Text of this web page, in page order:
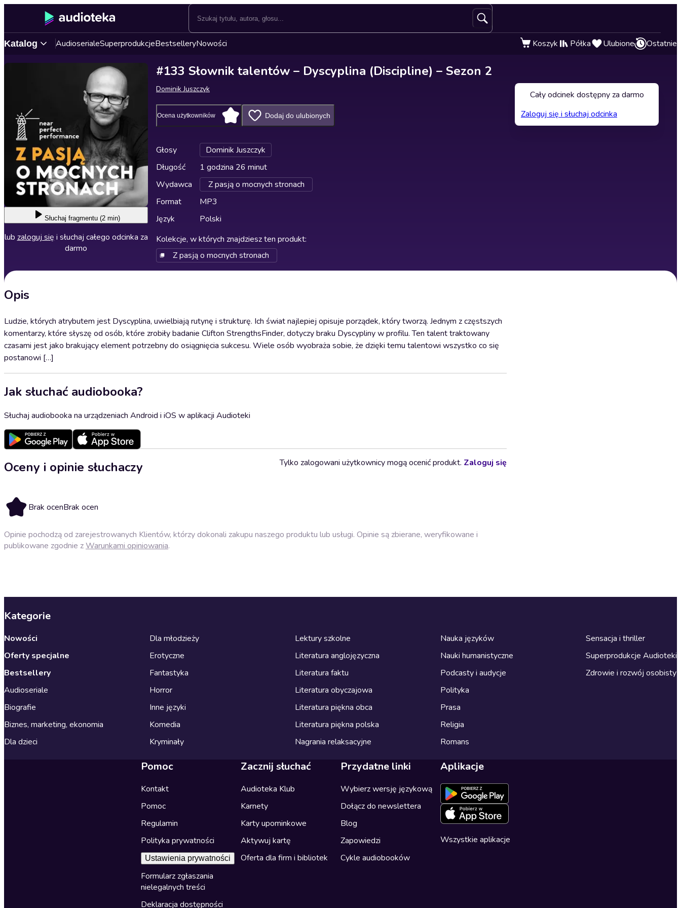
Katalog AudioserialeSuperprodukcjeBestselleryNowości Koszyk Półka Ulubione Ostatnie
Słuchaj fragmentu (2 min)
lub zaloguj się i słuchaj całego odcinka za
darmo
#133 Słownik talentów – Dyscyplina (Discipline) – Sezon 2
Dominik Juszczyk
Ocena użytkowników Dodaj do ulubionych
Głosy
Dominik Juszczyk
Długość
1 godzina 26 minut
Wydawca
Z pasją o mocnych stronach
Format
MP3
Język
Polski
Kolekcje, w których znajdziesz ten produkt:
Z pasją o mocnych stronach
Opis
Ludzie, których atrybutem jest Dyscyplina, uwielbiają rutynę i strukturę. Ich świat najlepiej opisuje porządek, który tworzą. Jednym z częstszych
komentarzy, które słyszę od osób, które zrobiły badanie Clifton StrengthsFinder, dotyczy braku Dyscypliny w profilu. Ten talent traktowany
czasami jest jako brakujący element potrzebny do osiągnięcia sukcesu. Wiele osób wyobraża sobie, że dzięki temu talentowi wszystko co się
postanowi […]
Jak słuchać audiobooka?
Słuchaj audiobooka na urządzeniach Android i iOS w aplikacji Audioteki
Oceny i opinie słuchaczy
Brak ocenBrak ocen
Tylko zalogowani użytkownicy mogą ocenić produkt. Zaloguj się
Opinie pochodzą od zarejestrowanych Klientów, którzy dokonali zakupu naszego produktu lub usługi. Opinie są zbierane, weryfikowane i
publikowane zgodnie zWarunkami opiniowania.
Cały odcinek dostępny za darmo
Zaloguj się i słuchaj odcinka
Kategorie
Nowości
Oferty specjalne
Bestsellery
Audioseriale
Biografie
Biznes, marketing, ekonomia
Dla dzieci
Dla młodzieży
Erotyczne
Fantastyka
Horror
Inne języki
Komedia
Kryminały
Lektury szkolne
Literatura anglojęzyczna
Literatura faktu
Literatura obyczajowa
Literatura piękna obca
Literatura piękna polska
Nagrania relaksacyjne
Nauka języków
Nauki humanistyczne
Podcasty i audycje
Polityka
Prasa
Religia
Romans
Sensacja i thriller
Superprodukcje Audioteki
Zdrowie i rozwój osobisty
Pomoc
Kontakt
Pomoc
Regulamin
Polityka prywatności
Ustawienia prywatności
Formularz zgłaszania
nielegalnych treści
Deklaracja dostępności
Zacznij słuchać
Audioteka Klub
Karnety
Karty upominkowe
Aktywuj kartę
Oferta dla firm i bibliotek
Przydatne linki
Wybierz wersję językową
Dołącz do newslettera
Blog
Zapowiedzi
Cykle audiobooków
Aplikacje
Wszystkie aplikacje